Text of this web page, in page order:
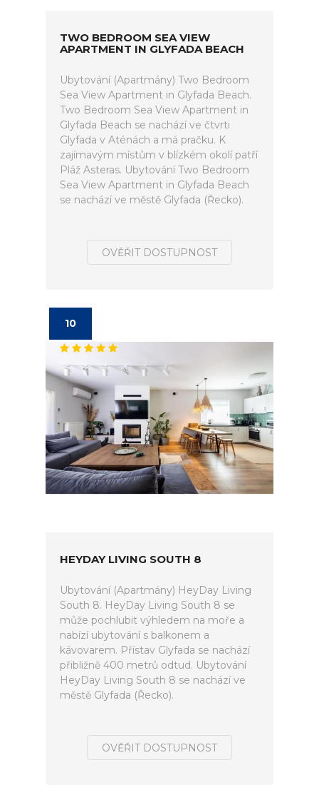
TWO BEDROOM SEA VIEW
APARTMENT IN GLYFADA BEACH
Ubytování (Apartmány) Two Bedroom
Sea View Apartment in Glyfada Beach.
Two Bedroom Sea View Apartment in
Glyfada Beach se nachází ve čtvrti
Glyfada v Aténách a má pračku. K
zajímavým místům v blízkém okolí patří
Pláž Asteras. Ubytování Two Bedroom
Sea View Apartment in Glyfada Beach
se nachází ve městě Glyfada (Řecko).
OVĚŘIT DOSTUPNOST
10
HEYDAY LIVING SOUTH 8
Ubytování (Apartmány) HeyDay Living
South 8. HeyDay Living South 8 se
může pochlubit výhledem na moře a
nabízí ubytování s balkonem a
kávovarem. Přístav Glyfada se nachází
přibližně 400 metrů odtud. Ubytování
HeyDay Living South 8 se nachází ve
městě Glyfada (Řecko).
OVĚŘIT DOSTUPNOST